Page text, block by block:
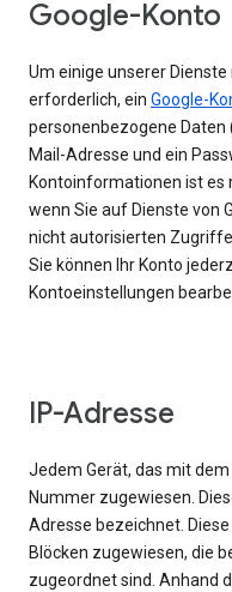
Google-Konto
Um einige unserer
erforderlich, ein Google-
personenbezogene Daten
Mail-Adresse und ein
Kontoinformationen ist es
wenn Sie auf Dienste von
nicht autorisierten
Sie können Ihr Konto
Kontoeinstellungen
IP-Adresse
Jedem Gerät, das mit
Nummer zugewiesen.
Adresse bezeichnet.
Blöcken zugewiesen, die
zugeordnet sind. Anhand